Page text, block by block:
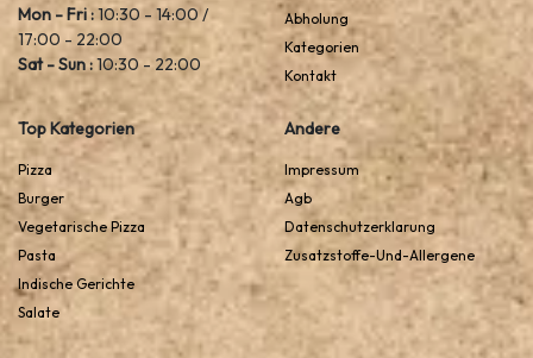
Mon - Fri :10:30 - 14:00 /
17:00 - 22:00
Sat - Sun :10:30 - 22:00
Abholung
Kategorien
Kontakt
Top Kategorien
Pizza
Burger
Vegetarische Pizza
Pasta
Indische Gerichte
Salate
Andere
Impressum
Agb
Datenschutzerklarung
Zusatzstoffe-Und-Allergene